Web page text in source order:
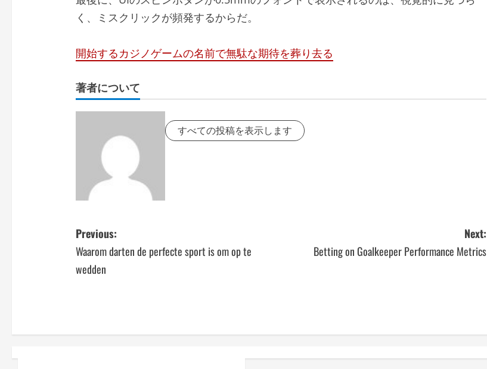
く、ミスクリックが頻発するからだ。
開始するカジノゲームの名前で無駄な期待を葬り去る
著者について
すべての投稿を表示します
P
o
n
Previous:
Waarom darten de perfecte sport is om op te
wedden
Next:
Betting on Goalkeeper Performance Metrics